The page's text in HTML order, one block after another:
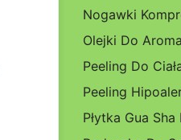
Nogawki
Olejki Do
Peeling Do
Peeling
Płytka Gua